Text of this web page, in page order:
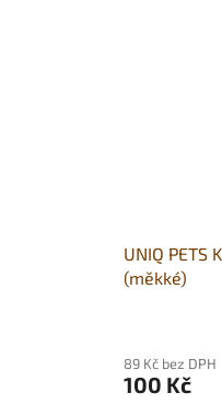
UNIQ PETS
(měkké)
produktu
je
89 Kč bez DPH
100 Kč